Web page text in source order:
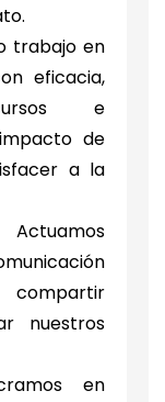
trabajo en
eficacia,
e
de
a la
compartir
nuestros
en